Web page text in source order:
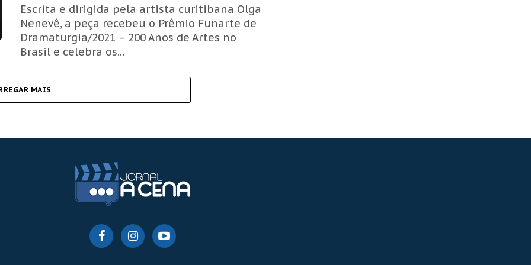
Escrita e dirigida pela artista curitibana Olga
Nenevê, a peça recebeu o Prêmio Funarte de
Dramaturgia/2021 – 200 Anos de Artes no
Brasil e celebra os...
MAIS